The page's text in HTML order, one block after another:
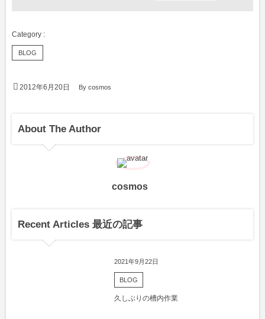
BLOG
2012年6月20日 Bycosmos
About The Author
cosmos
Recent Articles 最近の記事
2021年9月22日
BLOG
久しぶりの槽内作業